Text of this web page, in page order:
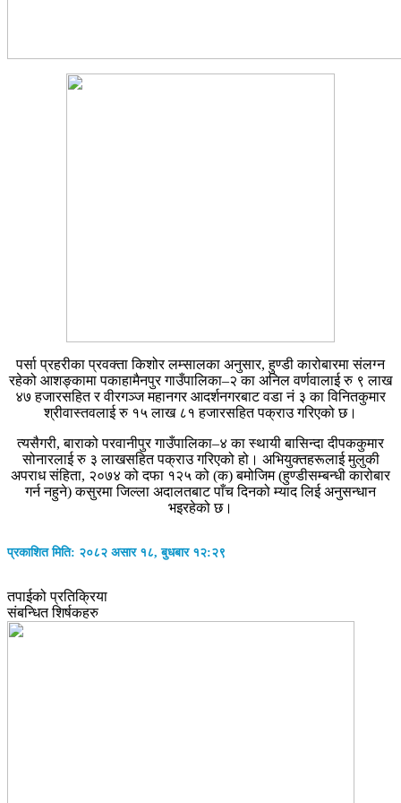
पर्सा प्रहरीका प्रवक्ता किशोर लम्सालका अनुसार, हुण्डी कारोबारमा संलग्न
रहेको आशङ्कामा पकाहामैनपुर गाउँपालिका–२ का अनिल वर्णवालाई रु ९ लाख
४७ हजारसहित र वीरगञ्ज महानगर आदर्शनगरबाट वडा नं ३ का विनितकुमार
श्रीवास्तवलाई रु १५ लाख ८१ हजारसहित पक्राउ गरिएको छ।
त्यसैगरी, बाराको परवानीपुर गाउँपालिका–४ का स्थायी बासिन्दा दीपककुमार
सोनारलाई रु ३ लाखसहित पक्राउ गरिएको हो। अभियुक्तहरूलाई मुलुकी
अपराध संहिता, २०७४ को दफा १२५ को (क) बमोजिम (हुण्डीसम्बन्धी कारोबार
गर्न नहुने) कसुरमा जिल्ला अदालतबाट पाँच दिनको म्याद लिई अनुसन्धान
भइरहेको छ।
प्रकाशित मिति: २०८२ असार १८, बुधबार १२:२९
तपाईको प्रतिक्रिया
संबन्धित शिर्षकहरु